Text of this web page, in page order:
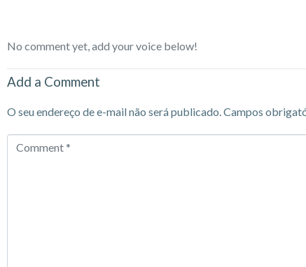
No comment yet, add your voice below!
Add a Comment
O seu endereço de e-mail não será publicado. Campos
Comment